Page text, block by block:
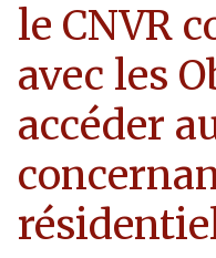
le CNVR
avec les
accéder